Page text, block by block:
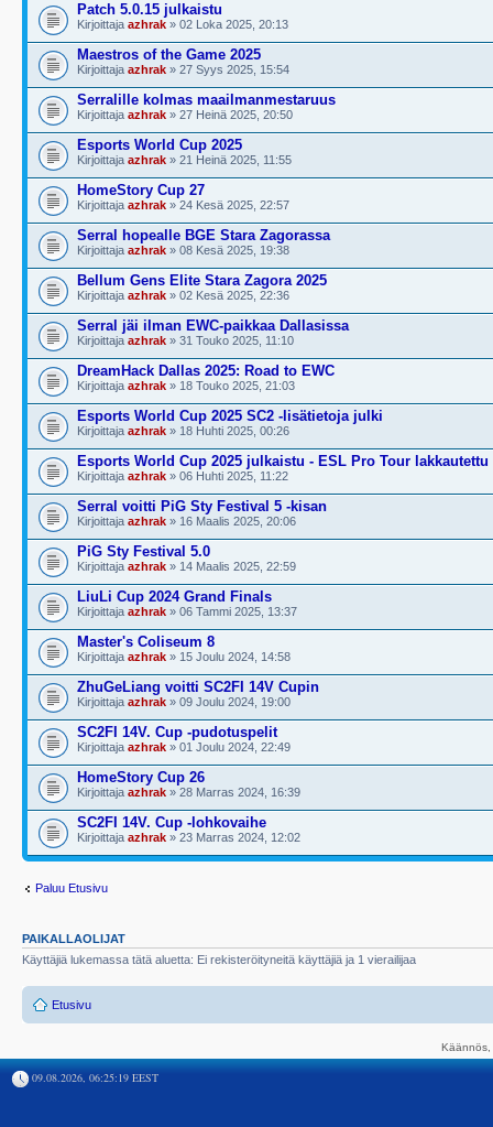
Patch 5.0.15 julkaistu
Kirjoittaja azhrak » 02 Loka 2025, 20:13
Maestros of the Game 2025
Kirjoittaja azhrak » 27 Syys 2025, 15:54
Serralille kolmas maailmanmestaruus
Kirjoittaja azhrak » 27 Heinä 2025, 20:50
Esports World Cup 2025
Kirjoittaja azhrak » 21 Heinä 2025, 11:55
HomeStory Cup 27
Kirjoittaja azhrak » 24 Kesä 2025, 22:57
Serral hopealle BGE Stara Zagorassa
Kirjoittaja azhrak » 08 Kesä 2025, 19:38
Bellum Gens Elite Stara Zagora 2025
Kirjoittaja azhrak » 02 Kesä 2025, 22:36
Serral jäi ilman EWC-paikkaa Dallasissa
Kirjoittaja azhrak » 31 Touko 2025, 11:10
DreamHack Dallas 2025: Road to EWC
Kirjoittaja azhrak » 18 Touko 2025, 21:03
Esports World Cup 2025 SC2 -lisätietoja julki
Kirjoittaja azhrak » 18 Huhti 2025, 00:26
Esports World Cup 2025 julkaistu - ESL Pro Tour lakkautettu
Kirjoittaja azhrak » 06 Huhti 2025, 11:22
Serral voitti PiG Sty Festival 5 -kisan
Kirjoittaja azhrak » 16 Maalis 2025, 20:06
PiG Sty Festival 5.0
Kirjoittaja azhrak » 14 Maalis 2025, 22:59
LiuLi Cup 2024 Grand Finals
Kirjoittaja azhrak » 06 Tammi 2025, 13:37
Master's Coliseum 8
Kirjoittaja azhrak » 15 Joulu 2024, 14:58
ZhuGeLiang voitti SC2FI 14V Cupin
Kirjoittaja azhrak » 09 Joulu 2024, 19:00
SC2FI 14V. Cup -pudotuspelit
Kirjoittaja azhrak » 01 Joulu 2024, 22:49
HomeStory Cup 26
Kirjoittaja azhrak » 28 Marras 2024, 16:39
SC2FI 14V. Cup -lohkovaihe
Kirjoittaja azhrak » 23 Marras 2024, 12:02
Paluu Etusivu
PAIKALLAOLIJAT
Käyttäjiä lukemassa tätä aluetta: Ei rekisteröityneitä käyttäjiä ja 1 vierailijaa
Etusivu
09.08.2026, 06:25:19 EEST